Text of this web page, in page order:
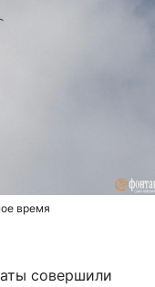
время
совершили